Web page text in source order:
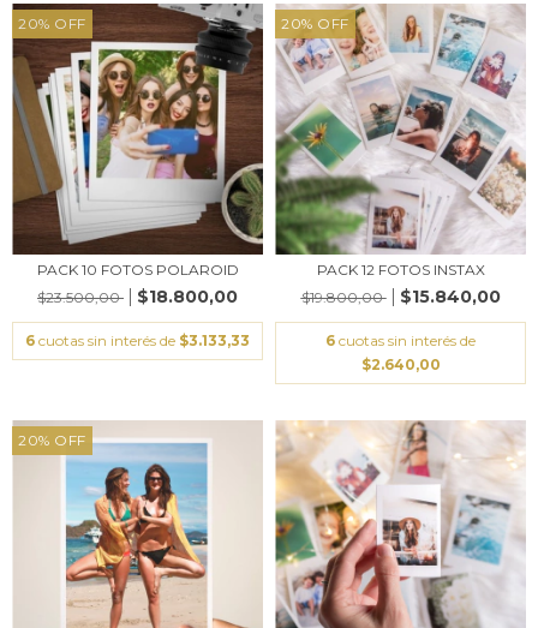
20% OFF
PACK 10 FOTOS POLAROID
$23.500,00
$18.800,00
6 cuotas sin interés de $3.133,33
20% OFF
PACK 12 FOTOS INSTAX
$19.800,00
$15.840,00
6 cuotas sin interés de
$2.640,00
20% OFF